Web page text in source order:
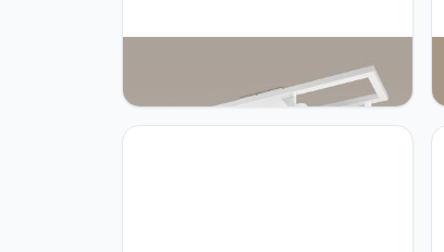
lampen, wit, GU10, zwenkbaar, 450
graden, plafondspots voor keuken,
slaapkamer, woonkamer, geen